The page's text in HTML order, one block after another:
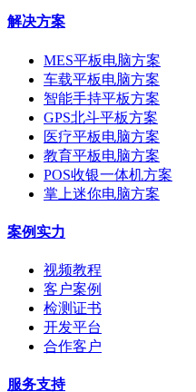
解决方案
MES平板电脑方案
车载平板电脑方案
智能手持平板方案
GPS北斗平板方案
医疗平板电脑方案
教育平板电脑方案
POS收银一体机方案
掌上迷你电脑方案
案例实力
视频教程
客户案例
检测证书
开发平台
合作客户
服务支持